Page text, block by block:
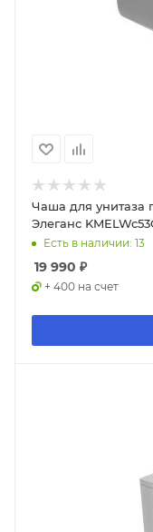
Чаша для унитаза
Элеганс
Есть в наличии: 13
19 990 ₽
+ 400 на счет